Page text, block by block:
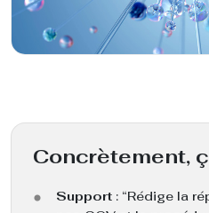
Concrètement,
Support: “Rédige la